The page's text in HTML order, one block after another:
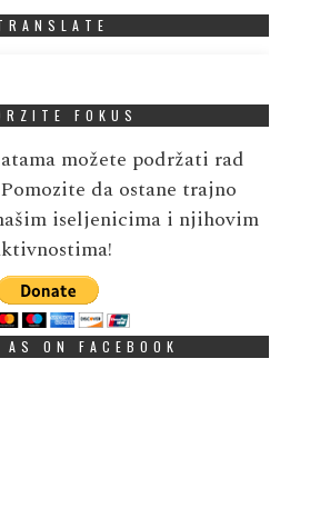
FOKUS
možete podržati rad
da ostane trajno
iseljenicima i njihovim
AS ON FACEBOOK